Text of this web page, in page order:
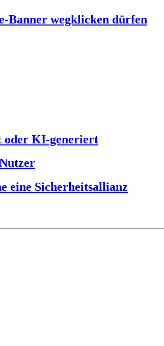
Banner wegklicken dürfen
oder KI-generiert
eine Sicherheitsallianz